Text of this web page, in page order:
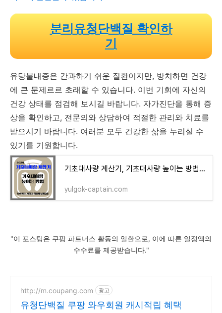
분리유청단백질 확인하
기
유당불내증은 간과하기 쉬운 질환이지만, 방치하면 건강
에 큰 문제르르 초래할 수 있습니다. 이번 기회에 자신의
건강 상태를 점검해 보시길 바랍니다. 자가진단을 통해 증
상을 확인하고, 전문의와 상담하여 적절한 관리와 치료를
받으시기 바랍니다. 여러분 모두 건강한 삶을 누리실 수
있기를 기원합니다.
기초대사량 계산기, 기초대사량 높이는 방법 2024 (다이어트 계산기) - 율곡 정보장터
yulgok-captain.com
"이 포스팅은 쿠팡 파트너스 활동의 일환으로, 이에 따른 일정액의
수수료를 제공받습니다."
http://m.coupang.com 광고
유청단백질 쿠팡 와우회원 캐시적립 혜택